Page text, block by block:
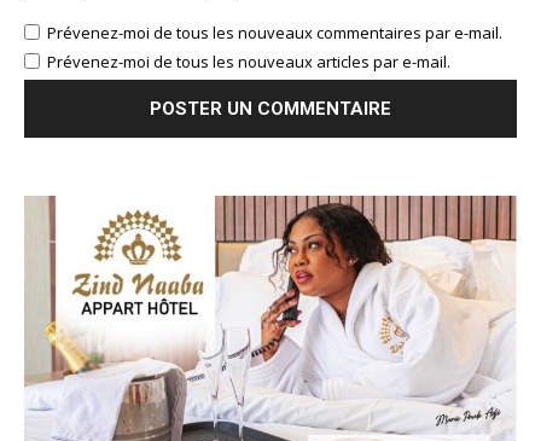
Prévenez-moi de tous les nouveaux commentaires par e-mail.
Prévenez-moi de tous les nouveaux articles par e-mail.